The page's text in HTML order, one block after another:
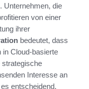
Unternehmen, die
von einer
ihrer
bedeutet, dass
Cloud-basierte
strategische
Interesse an
entscheidend,